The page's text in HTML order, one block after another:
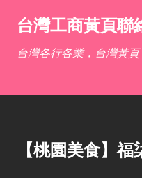
台灣工商黃頁聯
台灣各行各業，台灣黃頁
【桃園美食】